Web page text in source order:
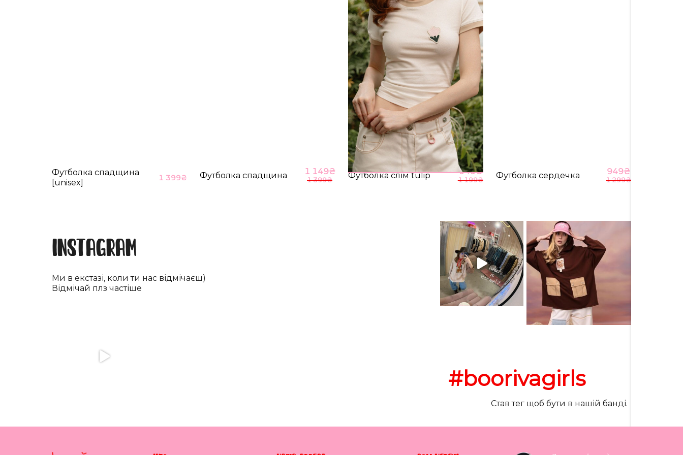
Футболка спадщина
[unisex]
1 399₴ Футболка спадщина 1 399₴
1 149₴ Футболка слім tulip 1 199₴
949₴ Футболка сердечка 1 299₴
949₴
Instagram
Ми в екстазі, коли ти нас відмічаєш)
Відмічай плз частіше
#boorivagirls
Став тег щоб бути в нашій банді.
ВІДПРАВИТИ
НА ГОЛОВНУ
M-L 128